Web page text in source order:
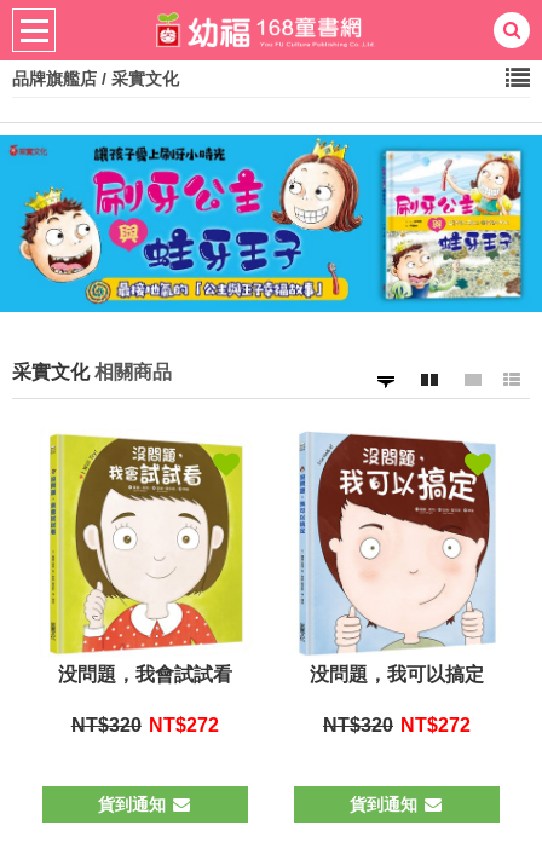
熱門：忍者兔ㄅㄆㄇ學習桌遊掛圖
手指按按
拼圖練習本積木黏土有聲
3D立體書繪本讀本 最強王
品牌旗艦店 / 采實文化
采實文化相關商品
没問題，我會試試看
NT$320 NT$272
貨到通知
没問題，我可以搞定
NT$320 NT$272
貨到通知